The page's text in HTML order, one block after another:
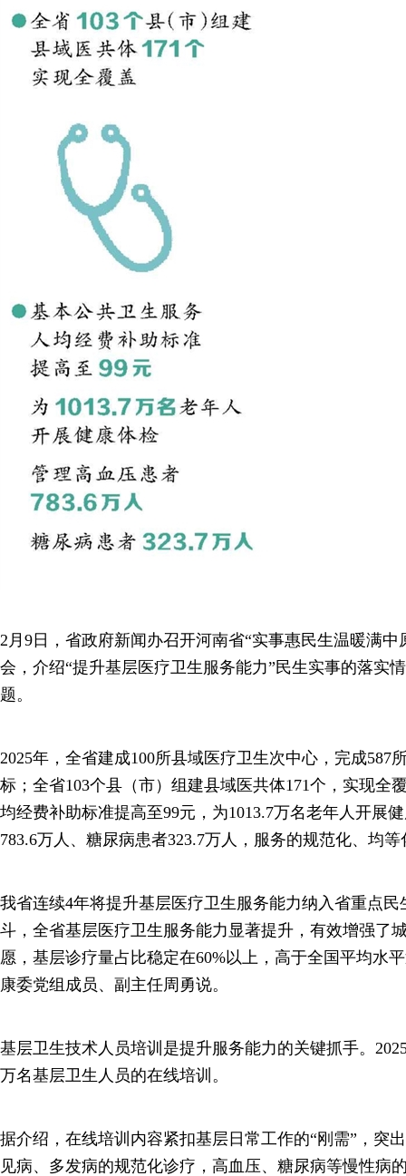
2月9日，省政府新闻办召开河南省“实事惠民生温暖满中
会，介绍“提升基层医疗卫生服务能力”民生实事的落实
题。
2025年，全省建成100所县域医疗卫生次中心，完成587
标；全省103个县（市）组建县域医共体171个，实现全
均经费补助标准提高至99元，为1013.7万名老年人开展
783.6万人、糖尿病患者323.7万人，服务的规范化、均
我省连续4年将提升基层医疗卫生服务能力纳入省重点民
斗，全省基层医疗卫生服务能力显著提升，有效增强了
愿，基层诊疗量占比稳定在60%以上，高于全国平均水
康委党组成员、副主任周勇说。
基层卫生技术人员培训是提升服务能力的关键抓手。
万名基层卫生人员的在线培训。
据介绍，在线培训内容紧扣基层日常工作的“刚需”，突
见病、多发病的规范化诊疗，高血压、糖尿病等慢性病